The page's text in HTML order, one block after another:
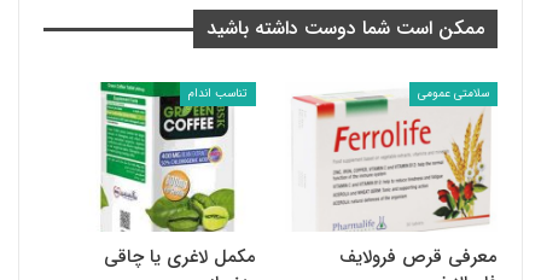
ممکن است شما دوست داشته باشید
سلامتی عمومی
معرفی قرص فرولایف
تناسب اندام
مکمل لاغری یا چاقی